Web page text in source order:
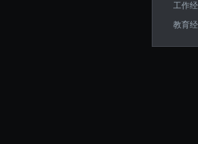
工作
教育